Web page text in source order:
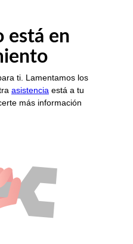
está en
ti. Lamentamos los
asistencia está a tu
más información